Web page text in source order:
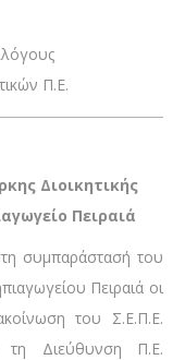
Π.Ε.
Διοικητικής
Πειραιά
συμπαράστασή του
Πειραιά οι
του Σ.Ε.Π.Ε.
τη Διεύθυνση Π.Ε.